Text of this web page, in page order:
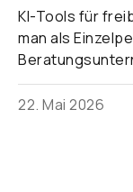
KI-Tools für
man als
22. Mai 2026